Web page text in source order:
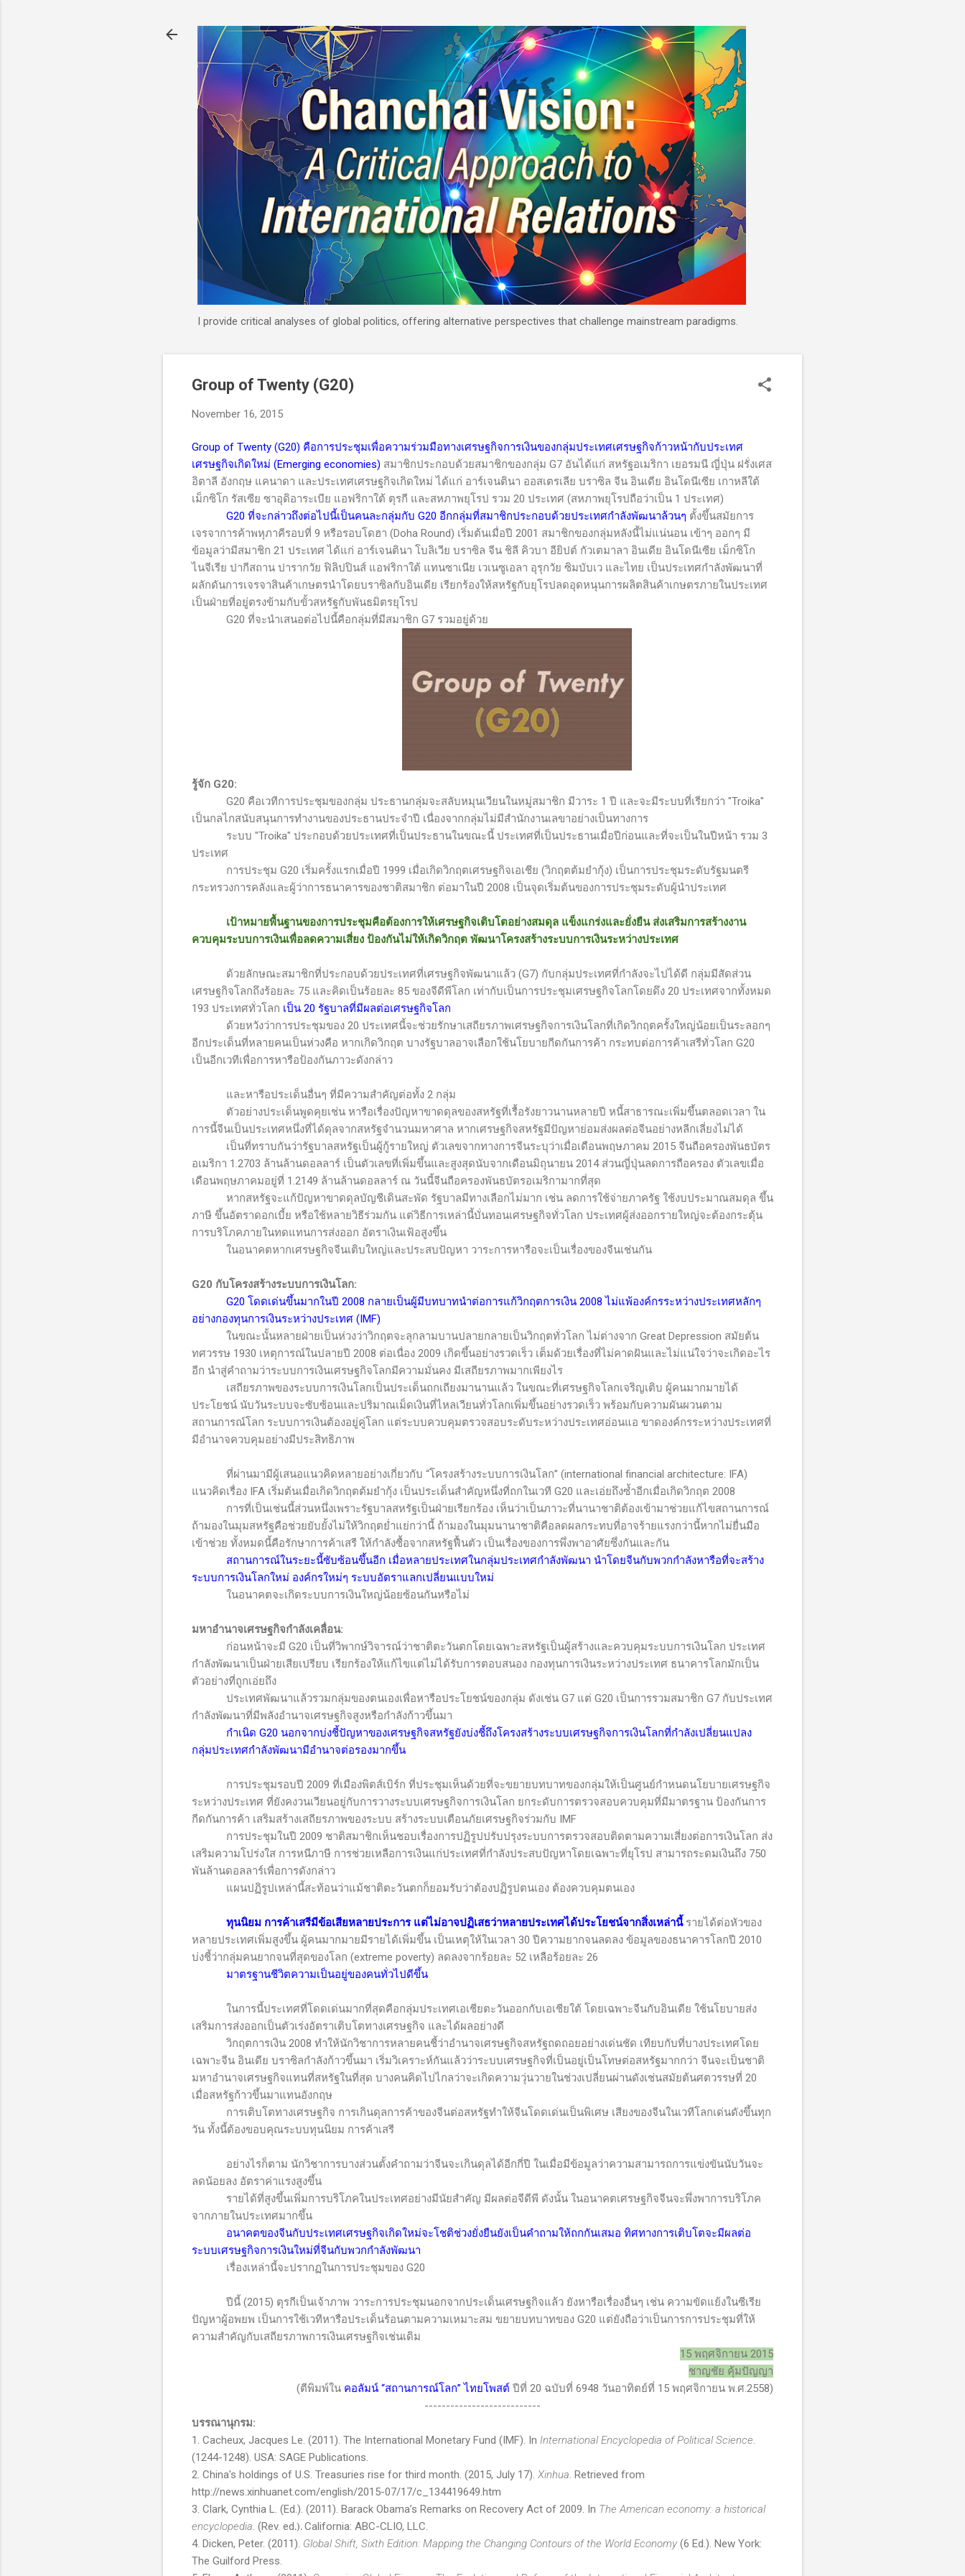
I provide critical analyses of global politics, offering alternative perspectives that challenge mainstream paradigms.
Group of Twenty (G20)
November 16, 2015
Group of Twenty (G20) คือการประชุมเพื่อความร่วมมือทางเศรษฐกิจการเงินของกลุ่มประเทศเศรษฐกิจก้าวหน้ากับประเทศ
เศรษฐกิจเกิดใหม่ (Emerging economies) สมาชิกประกอบด้วยสมาชิกของกลุ่ม G7 อันได้แก่ สหรัฐอเมริกา เยอรมนี ญี่ปุ่น ฝรั่งเศส
อิตาลี อังกฤษ แคนาดา และประเทศเศรษฐกิจเกิดใหม่ ได้แก่ อาร์เจนตินา ออสเตรเลีย บราซิล จีน อินเดีย อินโดนีเซีย เกาหลีใต้
เม็กซิโก รัสเซีย ซาอุดิอาระเบีย แอฟริกาใต้ ตุรกี และสหภาพยุโรป รวม 20 ประเทศ (สหภาพยุโรปถือว่าเป็น 1 ประเทศ)
G20 ที่จะกล่าวถึงต่อไปนี้เป็นคนละกลุ่มกับ G20 อีกกลุ่มที่สมาชิกประกอบด้วยประเทศกำลังพัฒนาล้วนๆ ตั้งขึ้นสมัยการ
เจรจาการค้าพหุภาคีรอบที่ 9 หรือรอบโดฮา (Doha Round) เริ่มต้นเมื่อปี 2001 สมาชิกของกลุ่มหลังนี้ไม่แน่นอน เข้าๆ ออกๆ มี
ข้อมูลว่ามีสมาชิก 21 ประเทศ ได้แก่ อาร์เจนตินา โบลิเวีย บราซิล จีน ชิลี คิวบา อียิปต์ กัวเตมาลา อินเดีย อินโดนีเซีย เม็กซิโก
ไนจีเรีย ปากีสถาน ปารากวัย ฟิลิปปินส์ แอฟริกาใต้ แทนซาเนีย เวเนซูเอลา อุรุกวัย ซิมบับเว และไทย เป็นประเทศกำลังพัฒนาที่
ผลักดันการเจรจาสินค้าเกษตรนำโดยบราซิลกับอินเดีย เรียกร้องให้สหรัฐกับยุโรปลดอุดหนุนการผลิตสินค้าเกษตรภายในประเทศ
เป็นฝ่ายที่อยู่ตรงข้ามกับขั้วสหรัฐกับพันธมิตรยุโรป
G20 ที่จะนำเสนอต่อไปนี้คือกลุ่มที่มีสมาชิก G7 รวมอยู่ด้วย
รู้จัก G20:
G20 คือเวทีการประชุมของกลุ่ม ประธานกลุ่มจะสลับหมุนเวียนในหมู่สมาชิก มีวาระ 1 ปี และจะมีระบบที่เรียกว่า "Troika"
เป็นกลไกสนับสนุนการทำงานของประธานประจำปี เนื่องจากกลุ่มไม่มีสำนักงานเลขาอย่างเป็นทางการ
ระบบ "Troika" ประกอบด้วยประเทศที่เป็นประธานในขณะนี้ ประเทศที่เป็นประธานเมื่อปีก่อนและที่จะเป็นในปีหน้า รวม 3
ประเทศ
การประชุม G20 เริ่มครั้งแรกเมื่อปี 1999 เมื่อเกิดวิกฤตเศรษฐกิจเอเชีย (วิกฤตต้มยำกุ้ง) เป็นการประชุมระดับรัฐมนตรี
กระทรวงการคลังและผู้ว่าการธนาคารของชาติสมาชิก ต่อมาในปี 2008 เป็นจุดเริ่มต้นของการประชุมระดับผู้นำประเทศ
เป้าหมายพื้นฐานของการประชุมคือต้องการให้เศรษฐกิจเติบโตอย่างสมดุล แข็งแกร่งและยั่งยืน ส่งเสริมการสร้างงาน
ควบคุมระบบการเงินเพื่อลดความเสี่ยง ป้องกันไม่ให้เกิดวิกฤต พัฒนาโครงสร้างระบบการเงินระหว่างประเทศ
ด้วยลักษณะสมาชิกที่ประกอบด้วยประเทศที่เศรษฐกิจพัฒนาแล้ว (G7) กับกลุ่มประเทศที่กำลังจะไปได้ดี กลุ่มมีสัดส่วน
เศรษฐกิจโลกถึงร้อยละ 75 และคิดเป็นร้อยละ 85 ของจีดีพีโลก เท่ากับเป็นการประชุมเศรษฐกิจโลกโดยดึง 20 ประเทศจากทั้งหมด
193 ประเทศทั่วโลก เป็น 20 รัฐบาลที่มีผลต่อเศรษฐกิจโลก
ด้วยหวังว่าการประชุมของ 20 ประเทศนี้จะช่วยรักษาเสถียรภาพเศรษฐกิจการเงินโลกที่เกิดวิกฤตครั้งใหญ่น้อยเป็นระลอกๆ
อีกประเด็นที่หลายคนเป็นห่วงคือ หากเกิดวิกฤต บางรัฐบาลอาจเลือกใช้นโยบายกีดกันการค้า กระทบต่อการค้าเสรีทั่วโลก G20
เป็นอีกเวทีเพื่อการหารือป้องกันภาวะดังกล่าว
และหารือประเด็นอื่นๆ ที่มีความสำคัญต่อทั้ง 2 กลุ่ม
ตัวอย่างประเด็นพูดคุยเช่น หารือเรื่องปัญหาขาดดุลของสหรัฐที่เรื้อรังยาวนานหลายปี หนี้สาธารณะเพิ่มขึ้นตลอดเวลา ใน
การนี้จีนเป็นประเทศหนึ่งที่ได้ดุลจากสหรัฐจำนวนมหาศาล หากเศรษฐกิจสหรัฐมีปัญหาย่อมส่งผลต่อจีนอย่างหลีกเลี่ยงไม่ได้
เป็นที่ทราบกันว่ารัฐบาลสหรัฐเป็นผู้กู้รายใหญ่ ตัวเลขจากทางการจีนระบุว่าเมื่อเดือนพฤษภาคม 2015 จีนถือครองพันธบัตร
อเมริกา 1.2703 ล้านล้านดอลลาร์ เป็นตัวเลขที่เพิ่มขึ้นและสูงสุดนับจากเดือนมิถุนายน 2014ส่วนญี่ปุ่นลดการถือครอง ตัวเลขเมื่อ
เดือนพฤษภาคมอยู่ที่ 1.2149 ล้านล้านดอลลาร์ ณ วันนี้จีนถือครองพันธบัตรอเมริกามากที่สุด
หากสหรัฐจะแก้ปัญหาขาดดุลบัญชีเดินสะพัด รัฐบาลมีทางเลือกไม่มาก เช่น ลดการใช้จ่ายภาครัฐ ใช้งบประมาณสมดุล ขึ้น
ภาษี ขึ้นอัตราดอกเบี้ย หรือใช้หลายวิธีร่วมกัน แต่วิธีการเหล่านี้บั่นทอนเศรษฐกิจทั่วโลก ประเทศผู้ส่งออกรายใหญ่จะต้องกระตุ้น
การบริโภคภายในทดแทนการส่งออก อัตราเงินเฟ้อสูงขึ้น
ในอนาคตหากเศรษฐกิจจีนเติบใหญ่และประสบปัญหา วาระการหารือจะเป็นเรื่องของจีนเช่นกัน
G20 กับโครงสร้างระบบการเงินโลก:
G20 โดดเด่นขึ้นมากในปี 2008 กลายเป็นผู้มีบทบาทนำต่อการแก้วิกฤตการเงิน 2008 ไม่แพ้องค์กรระหว่างประเทศหลักๆ
อย่างกองทุนการเงินระหว่างประเทศ (IMF)
ในขณะนั้นหลายฝ่ายเป็นห่วงว่าวิกฤตจะลุกลามบานปลายกลายเป็นวิกฤตทั่วโลก ไม่ต่างจาก Great Depression สมัยต้น
ทศวรรษ 1930 เหตุการณ์ในปลายปี 2008 ต่อเนื่อง 2009 เกิดขึ้นอย่างรวดเร็ว เต็มด้วยเรื่องที่ไม่คาดฝันและไม่แน่ใจว่าจะเกิดอะไร
อีก นำสู่คำถามว่าระบบการเงินเศรษฐกิจโลกมีความมั่นคง มีเสถียรภาพมากเพียงไร
เสถียรภาพของระบบการเงินโลกเป็นประเด็นถกเถียงมานานแล้ว ในขณะที่เศรษฐกิจโลกเจริญเติบ ผู้คนมากมายได้
ประโยชน์ นับวันระบบจะซับซ้อนและปริมาณเม็ดเงินที่ไหลเวียนทั่วโลกเพิ่มขึ้นอย่างรวดเร็ว พร้อมกับความผันผวนตาม
สถานการณ์โลก ระบบการเงินต้องอยู่คู่โลก แต่ระบบควบคุมตรวจสอบระดับระหว่างประเทศอ่อนแอ ขาดองค์กรระหว่างประเทศที่
มีอำนาจควบคุมอย่างมีประสิทธิภาพ
ที่ผ่านมามีผู้เสนอแนวคิดหลายอย่างเกี่ยวกับ “โครงสร้างระบบการเงินโลก” (international financial architecture: IFA)
แนวคิดเรื่อง IFA เริ่มต้นเมื่อเกิดวิกฤตต้มยำกุ้ง เป็นประเด็นสำคัญหนึ่งที่ถกในเวที G20 และเอ่ยถึงซ้ำอีกเมื่อเกิดวิกฤต 2008
การที่เป็นเช่นนี้ส่วนหนึ่งเพราะรัฐบาลสหรัฐเป็นฝ่ายเรียกร้อง เห็นว่าเป็นภาวะที่นานาชาติต้องเข้ามาช่วยแก้ไขสถานการณ์
ถ้ามองในมุมสหรัฐคือช่วยยับยั้งไม่ให้วิกฤตย่ำแย่กว่านี้ ถ้ามองในมุมนานาชาติคือลดผลกระทบที่อาจร้ายแรงกว่านี้หากไม่ยื่นมือ
เข้าช่วย ทั้งหมดนี้คือรักษาการค้าเสรี ให้กำลังซื้อจากสหรัฐฟื้นตัว เป็นเรื่องของการพึ่งพาอาศัยซึ่งกันและกัน
สถานการณ์ในระยะนี้ซับซ้อนขึ้นอีก เมื่อหลายประเทศในกลุ่มประเทศกำลังพัฒนา นำโดยจีนกับพวกกำลังหารือที่จะสร้าง
ระบบการเงินโลกใหม่ องค์กรใหม่ๆ ระบบอัตราแลกเปลี่ยนแบบใหม่
ในอนาคตจะเกิดระบบการเงินใหญ่น้อยซ้อนกันหรือไม่
มหาอำนาจเศรษฐกิจกำลังเคลื่อน:
ก่อนหน้าจะมี G20 เป็นที่วิพากษ์วิจารณ์ว่าชาติตะวันตกโดยเฉพาะสหรัฐเป็นผู้สร้างและควบคุมระบบการเงินโลก ประเทศ
กำลังพัฒนาเป็นฝ่ายเสียเปรียบ เรียกร้องให้แก้ไขแต่ไม่ได้รับการตอบสนอง กองทุนการเงินระหว่างประเทศ ธนาคารโลกมักเป็น
ตัวอย่างที่ถูกเอ่ยถึง
ประเทศพัฒนาแล้วรวมกลุ่มของตนเองเพื่อหารือประโยชน์ของกลุ่ม ดังเช่น G7 แต่ G20 เป็นการรวมสมาชิก G7 กับประเทศ
กำลังพัฒนาที่มีพลังอำนาจเศรษฐกิจสูงหรือกำลังก้าวขึ้นมา
กำเนิด G20 นอกจากบ่งชี้ปัญหาของเศรษฐกิจสหรัฐยังบ่งชี้ถึงโครงสร้างระบบเศรษฐกิจการเงินโลกที่กำลังเปลี่ยนแปลง
กลุ่มประเทศกำลังพัฒนามีอำนาจต่อรองมากขึ้น
การประชุมรอบปี 2009 ที่เมืองพิตส์เบิร์ก ที่ประชุมเห็นด้วยที่จะขยายบทบาทของกลุ่มให้เป็นศูนย์กำหนดนโยบายเศรษฐกิจ
ระหว่างประเทศ ที่ยังคงวนเวียนอยู่กับการวางระบบเศรษฐกิจการเงินโลก ยกระดับการตรวจสอบควบคุมที่มีมาตรฐาน ป้องกันการ
กีดกันการค้า เสริมสร้างเสถียรภาพของระบบ สร้างระบบเตือนภัยเศรษฐกิจร่วมกับ IMF
การประชุมในปี 2009 ชาติสมาชิกเห็นชอบเรื่องการปฏิรูปปรับปรุงระบบการตรวจสอบติดตามความเสี่ยงต่อการเงินโลก ส่ง
เสริมความโปร่งใส การหนีภาษี การช่วยเหลือการเงินแก่ประเทศที่กำลังประสบปัญหาโดยเฉพาะที่ยุโรป สามารถระดมเงินถึง 750
พันล้านดอลลาร์เพื่อการดังกล่าว
แผนปฏิรูปเหล่านี้สะท้อนว่าแม้ชาติตะวันตกก็ยอมรับว่าต้องปฏิรูปตนเอง ต้องควบคุมตนเอง
ทุนนิยม การค้าเสรีมีข้อเสียหลายประการ แต่ไม่อาจปฏิเสธว่าหลายประเทศได้ประโยชน์จากสิ่งเหล่านี้ รายได้ต่อหัวของ
หลายประเทศเพิ่มสูงขึ้น ผู้คนมากมายมีรายได้เพิ่มขึ้น เป็นเหตุให้ในเวลา 30 ปีความยากจนลดลง ข้อมูลของธนาคารโลกปี 2010
บ่งชี้ว่ากลุ่มคนยากจนที่สุดของโลก (extreme poverty) ลดลงจากร้อยละ 52 เหลือร้อยละ 26
มาตรฐานชีวิตความเป็นอยู่ของคนทั่วไปดีขึ้น
ในการนี้ประเทศที่โดดเด่นมากที่สุดคือกลุ่มประเทศเอเชียตะวันออกกับเอเชียใต้ โดยเฉพาะจีนกับอินเดีย ใช้นโยบายส่ง
เสริมการส่งออกเป็นตัวเร่งอัตราเติบโตทางเศรษฐกิจ และได้ผลอย่างดี
วิกฤตการเงิน 2008 ทำให้นักวิชาการหลายคนชี้ว่าอำนาจเศรษฐกิจสหรัฐถดถอยอย่างเด่นชัด เทียบกับที่บางประเทศโดย
เฉพาะจีน อินเดีย บราซิลกำลังก้าวขึ้นมา เริ่มวิเคราะห์กันแล้วว่าระบบเศรษฐกิจที่เป็นอยู่เป็นโทษต่อสหรัฐมากกว่า จีนจะเป็นชาติ
มหาอำนาจเศรษฐกิจแทนที่สหรัฐในที่สุด บางคนคิดไปไกลว่าจะเกิดความวุ่นวายในช่วงเปลี่ยนผ่านดังเช่นสมัยต้นศตวรรษที่ 20
เมื่อสหรัฐก้าวขึ้นมาแทนอังกฤษ
การเติบโตทางเศรษฐกิจ การเกินดุลการค้าของจีนต่อสหรัฐทำให้จีนโดดเด่นเป็นพิเศษ เสียงของจีนในเวทีโลกเด่นดังขึ้นทุก
วัน ทั้งนี้ต้องขอบคุณระบบทุนนิยม การค้าเสรี
อย่างไรก็ตาม นักวิชาการบางส่วนตั้งคำถามว่าจีนจะเกินดุลได้อีกกี่ปี ในเมื่อมีข้อมูลว่าความสามารถการแข่งขันนับวันจะ
ลดน้อยลง อัตราค่าแรงสูงขึ้น
รายได้ที่สูงขึ้นเพิ่มการบริโภคในประเทศอย่างมีนัยสำคัญ มีผลต่อจีดีพี ดังนั้น ในอนาคตเศรษฐกิจจีนจะพึ่งพาการบริโภค
จากภายในประเทศมากขึ้น
อนาคตของจีนกับประเทศเศรษฐกิจเกิดใหม่จะโชติช่วงยั่งยืนยังเป็นคำถามให้ถกกันเสมอ ทิศทางการเติบโตจะมีผลต่อ
ระบบเศรษฐกิจการเงินใหม่ที่จีนกับพวกกำลังพัฒนา
เรื่องเหล่านี้จะปรากฏในการประชุมของ G20
ปีนี้ (2015) ตุรกีเป็นเจ้าภาพ วาระการประชุมนอกจากประเด็นเศรษฐกิจแล้ว ยังหารือเรื่องอื่นๆ เช่น ความขัดแย้งในซีเรีย
ปัญหาผู้อพยพ เป็นการใช้เวทีหารือประเด็นร้อนตามความเหมาะสม ขยายบทบาทของ G20 แต่ยังถือว่าเป็นการการประชุมที่ให้
ความสำคัญกับเสถียรภาพการเงินเศรษฐกิจเช่นเดิม
15 พฤศจิกายน 2015
ชาญชัย คุ้มปัญญา
(ตีพิมพ์ใน คอลัมน์ “สถานการณ์โลก”ไทยโพสต์ ปีที่ 20 ฉบับที่ 6948 วันอาทิตย์ที่ 15 พฤศจิกายน พ.ศ.2558)
---------------------------
บรรณานุกรม:
1. Cacheux, Jacques Le. (2011). The International Monetary Fund (IMF). In International Encyclopedia of Political Science.
(1244-1248). USA: SAGE Publications.
2. China's holdings of U.S. Treasuries rise for third month. (2015, July 17). Xinhua. Retrieved from
http://news.xinhuanet.com/english/2015-07/17/c_134419649.htm
3. Clark, Cynthia L. (Ed.). (2011). Barack Obama’s Remarks on Recovery Act of 2009. In The American economy: a historical
encyclopedia. (Rev. ed.).California: ABC-CLIO, LLC.
4. Dicken, Peter. (2011). Global Shift, Sixth Edition: Mapping the Changing Contours of the World Economy (6 Ed.). New York:
The Guilford Press.